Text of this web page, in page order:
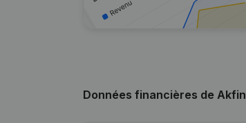
Données financières de Akfin